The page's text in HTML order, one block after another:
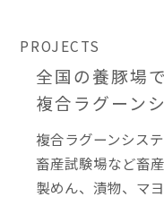
PROJECTS
全国の養豚場
複合ラグーン
複合ラグーンシス
畜産試験場など畜
製めん、漬物、マ